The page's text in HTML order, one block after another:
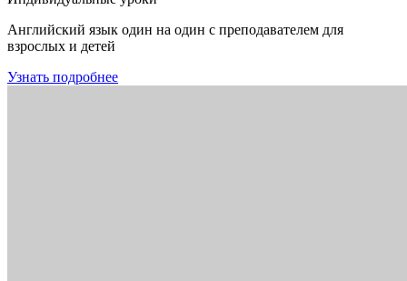
Английский язык один на один с преподавателем для
взрослых и детей
Узнать подробнее